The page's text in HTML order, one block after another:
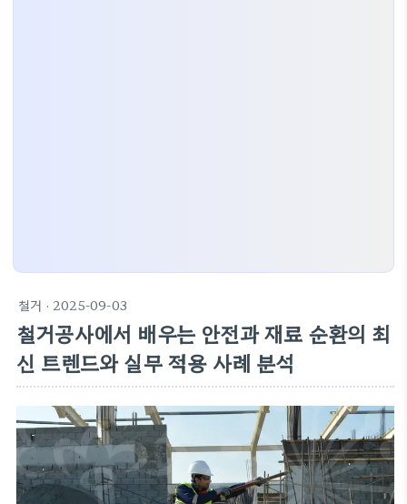
철거 · 2025-09-03
철거공사에서 배우는 안전과 재료 순환의 최
신 트렌드와 실무 적용 사례 분석